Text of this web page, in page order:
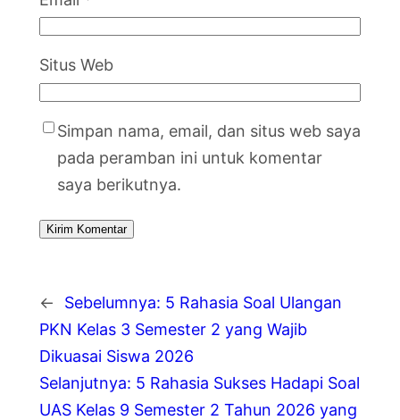
Situs Web
Simpan nama, email, dan situs web saya
pada peramban ini untuk komentar
saya berikutnya.
← Sebelumnya: 5 Rahasia Soal Ulangan
PKN Kelas 3 Semester 2 yang Wajib
Dikuasai Siswa 2026
Selanjutnya: 5 Rahasia Sukses Hadapi Soal
UAS Kelas 9 Semester 2 Tahun 2026 yang